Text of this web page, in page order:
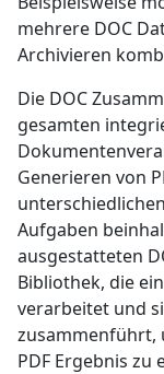
mehrere DOC
Archivieren
Die DOC
gesamten
Generieren von
Aufgaben
ausgestatteten
Bibliothek, die
verarbeitet und
zusammenführt,
PDF Ergebnis zu